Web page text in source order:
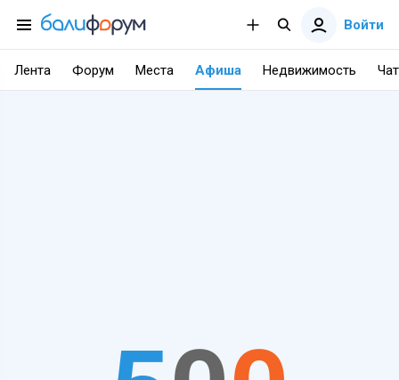
Войти
Лента Форум Места Афиша Недвижимость Чат